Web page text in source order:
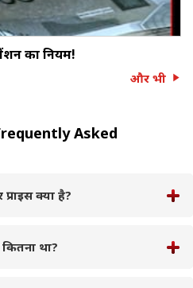
का नियम!
और भी
Asked
क्या है?
था?